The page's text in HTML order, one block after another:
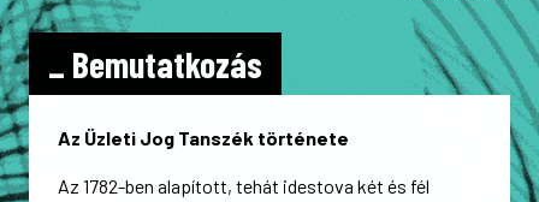
_ Bemutatkozás
Az Üzleti Jog Tanszék története
Az 1782-ben alapított, tehát idestova két és fél